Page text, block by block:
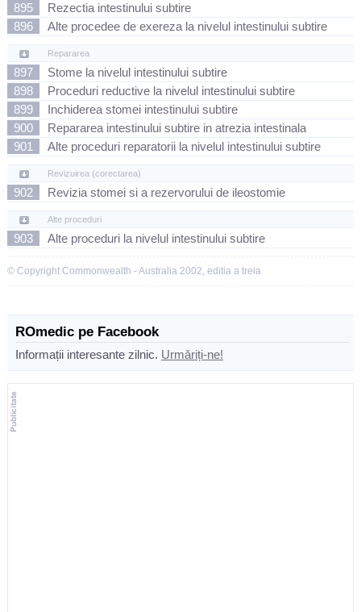
895
Rezectia intestinului subtire
896
Alte procedee de exereza la nivelul intestinului subtire
Repararea
897
Stome la nivelul intestinului subtire
898
Proceduri reductive la nivelul intestinului subtire
899
Inchiderea stomei intestinului subtire
900
Repararea intestinului subtire in atrezia intestinala
901
Alte proceduri reparatorii la nivelul intestinului subtire
Revizuirea (corectarea)
902 Revizia stomei si a rezervorului de ileostomie
Alte proceduri
903 Alte proceduri la nivelul intestinului subtire
© Copyright Commonwealth - Australia 2002, editia a treia
ROmedic pe Facebook
Informații interesante zilnic. Urmăriți-ne!